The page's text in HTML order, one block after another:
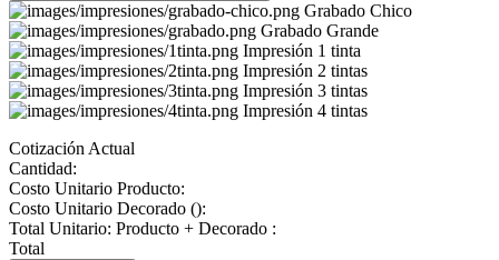
Grabado Chico
Grabado Grande
Impresión 1 tinta
Impresión 2 tintas
Impresión 3 tintas
Impresión 4 tintas
Cotización Actual
Cantidad:
Costo Unitario Producto:
Costo Unitario Decorado ():
Total Unitario: Producto + Decorado :
Total